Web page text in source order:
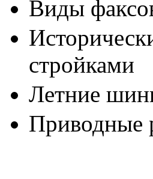
Виды
стройками
Летние
Приводные